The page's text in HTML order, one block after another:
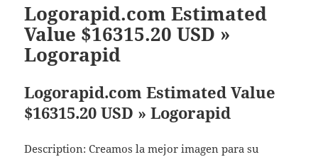
Logorapid.com Estimated
Value $16315.20 USD »
Logorapid
Logorapid.com Estimated Value
$16315.20 USD » Logorapid
Description: Creamos la mejor imagen para su